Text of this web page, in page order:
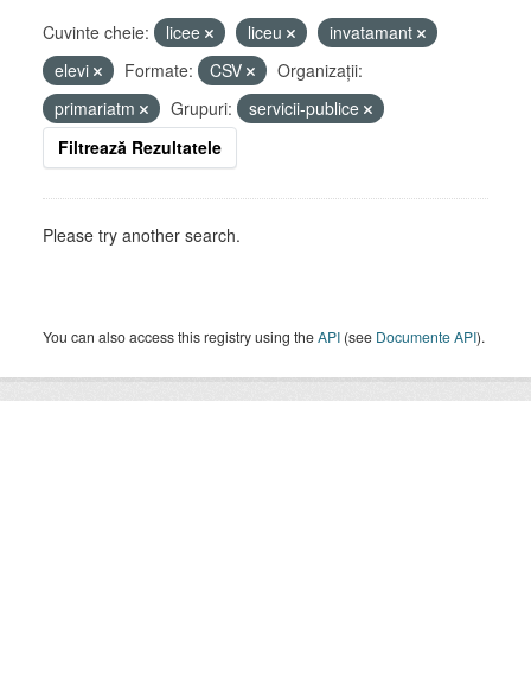
Cuvinte cheie: licee liceu
invatamant
elevi
Formate: CSV
Organizații:
primariatm
Grupuri:
servicii-publice
Filtrează Rezultatele
Please try another search.
You can also access this registry using theAPI (see Documente API).